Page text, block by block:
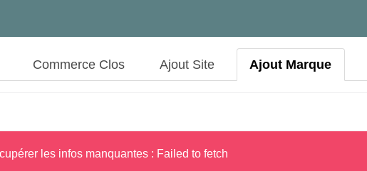
Commerce Clos Ajout Site Ajout Marque
les infos manquantes : Failed to fetch